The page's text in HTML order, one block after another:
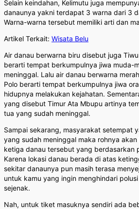
Selain keindahan, Kelimutu juga
danaunya yakni terdapat 3 warna dari 3
Warna-warna tersebut memiliki arti dan
Artikel Terkait: Wisata Belu
Air danau berwarna biru disebut juga
berarti tempat berkumpulnya jiwa muda-
meninggal. Lalu air danau berwarna
Polo berarti tempat berkumpulnya jiwa
hidupnya melakukan kejahatan.
yang disebut Timur Ata Mbupu artinya
tua yang sudah meninggal.
Sampai sekarang, masyarakat setempat
yang sudah meninggal maka rohnya
ketiga danau tersebut yang berdasarkan
Karena lokasi danau berada di atas
sekitar danaunya pun masih terasa
untuk kamu yang ingin menghindari
sejenak.
Nah, untuk tiket masuknya sendiri ada